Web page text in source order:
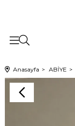
Anasayfa ABİYE